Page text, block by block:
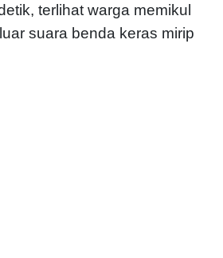
terlihat warga memikul
suara benda keras mirip